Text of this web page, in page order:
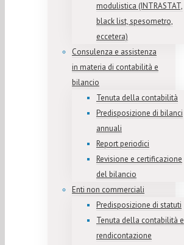
modulistica (INTRASTAT,
black list, spesometro,
eccetera)
Consulenza e assistenza
in materia di contabilità e
bilancio
Tenuta della contabilità
Predisposizione di bilanci
annuali
Report periodici
Revisione e certificazione
del bilancio
Enti non commerciali
Predisposizione di statuti
Tenuta della contabilità e
rendicontazione